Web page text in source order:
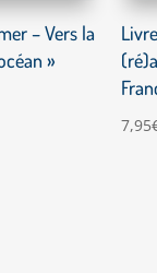
– Vers la
»
7,95